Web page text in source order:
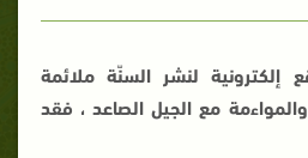
إلكترونية لنشر السنّة ملائمة
مع الجيل الصاعد ، فقد